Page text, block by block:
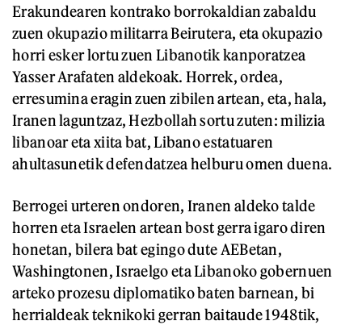
Erakundearen kontrako borrokaldian zabaldu
zuen okupazio militarra Beirutera, eta okupazio
horri esker lortu zuen Libanotik kanporatzea
Yasser Arafaten aldekoak. Horrek, ordea,
erresumina eragin zuen zibilen artean, eta, hala,
Iranen laguntzaz, Hezbollah sortu zuten: milizia
libanoar eta xiita bat, Libano estatuaren
ahultasunetik defendatzea helburu omen duena.
Berrogei urteren ondoren, Iranen aldeko talde
horren eta Israelen artean bost gerra igaro diren
honetan, bilera bat egingo dute AEBetan,
Washingtonen, Israelgo eta Libanoko gobernuen
arteko prozesu diplomatiko baten barnean, bi
herrialdeak teknikoki gerran baitaude 1948tik,